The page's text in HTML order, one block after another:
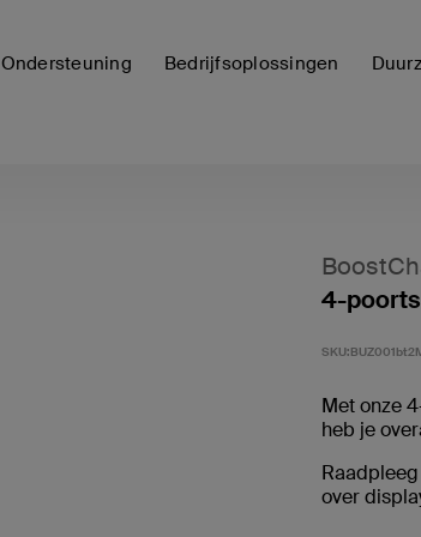
Ondersteuning Bedrijfsoplossingen
4-
SKU:
Met onze
heb je
over